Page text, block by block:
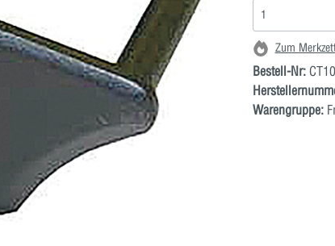
Zum
Bestell-Nr:
Warengruppe: